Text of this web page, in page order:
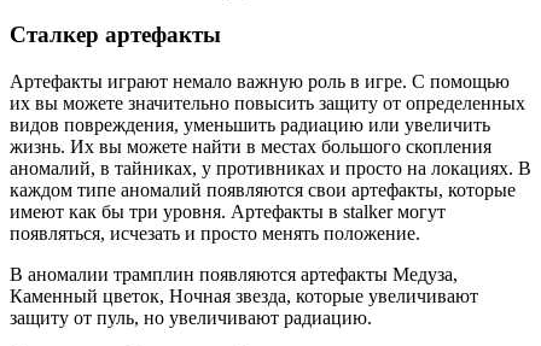
Сталкер артефакты
Артефакты играют немало важную роль в игре. С помощью
их вы можете значительно повысить защиту от определенных
видов повреждения, уменьшить радиацию или увеличить
жизнь. Их вы можете найти в местах большого скопления
аномалий, в тайниках, у противниках и просто на локациях. В
каждом типе аномалий появляются свои артефакты, которые
имеют как бы три уровня. Артефакты в stalker могут
появляться, исчезать и просто менять положение.
В аномалии трамплин появляются артефакты Медуза,
Каменный цветок, Ночная звезда, которые увеличивают
защиту от пуль, но увеличивают радиацию.